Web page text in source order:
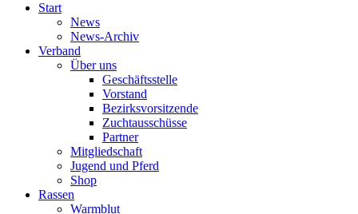
Start
News
News-Archiv
Verband
Über uns
Geschäftsstelle
Vorstand
Bezirksvorsitzende
Zuchtausschüsse
Partner
Mitgliedschaft
Jugend und Pferd
Shop
Rassen
Warmblut